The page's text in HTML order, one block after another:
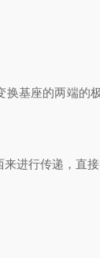
基座的两端的
进行传递，直接